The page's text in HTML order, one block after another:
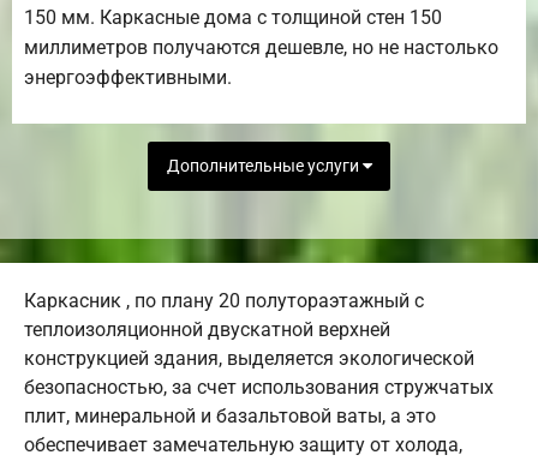
150 мм. Каркасные дома с толщиной стен 150
миллиметров получаются дешевле, но не настолько
энергоэффективными.
Дополнительные услуги
Каркасник , по плану 20 полутораэтажный с
теплоизоляционной двускатной верхней
конструкцией здания, выделяется экологической
безопасностью, за счет использования стружчатых
плит, минеральной и базальтовой ваты, а это
обеспечивает замечательную защиту от холода,